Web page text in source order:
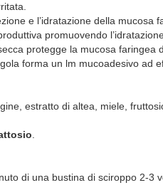
e l’idratazione della mucosa
promuovendo
protegge la mucosa
forma un lm mucoadesivo ad
estratto di altea, miele,
di una bustina di sciroppo 2-3